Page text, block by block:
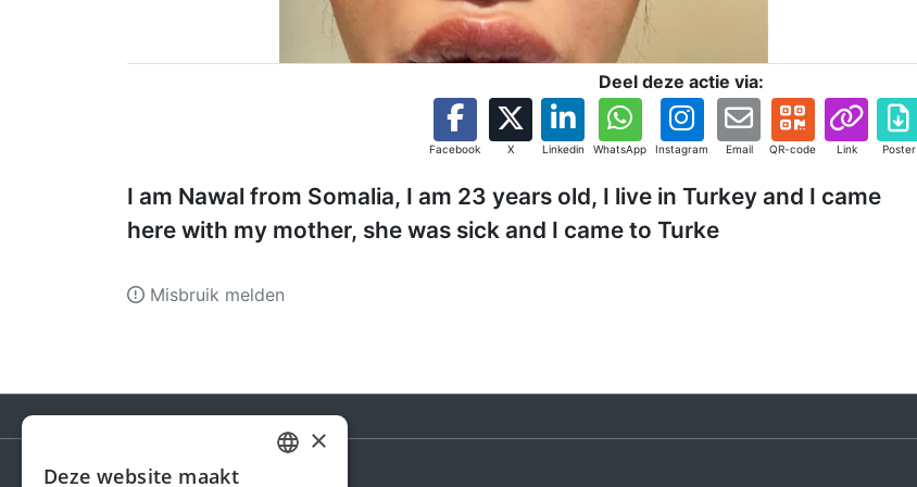
Deel deze actie via:
Facebook X Linkedin WhatsApp Instagram Email QR-code Link Poster
I am Nawal from Somalia, I am 23 years old, I live in Turkey and I came
here with my mother, she was sick and I came to Turke
Misbruik melden
×
Deze website maakt